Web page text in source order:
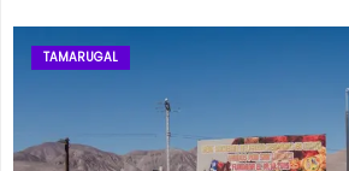
TAMARUGAL